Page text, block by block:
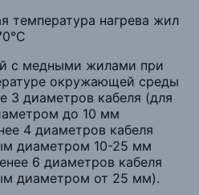
температура нагрева жил
с медными жилами при
окружающей среды
3 диаметров кабеля (для
до 10 мм
4 диаметров кабеля
диаметром 10-25 мм
6 диаметров кабеля
диаметром от 25 мм).